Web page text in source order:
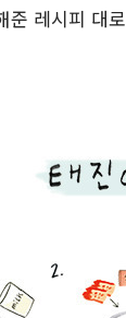
준 레시피 대